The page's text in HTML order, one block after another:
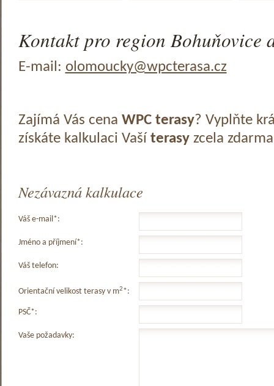
Kontakt pro region Bohuňovice
E-mail: olomoucky@wpcterasa.cz
Zajímá Vás cena WPC terasy? Vyplňte
získáte kalkulaci Vaší terasyzcela
Nezávazná kalkulace
Váš e-mail*:
Jméno a příjmení*:
Váš telefon:
Orientační velikost terasy v m2*:
PSČ*:
Vaše požadavky: